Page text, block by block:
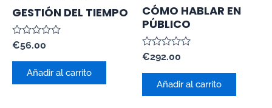
GESTIÓN DEL TIEMPO
Valorado
con
0
€56.00
Añadir al carrito
CÓMO HABLAR EN
PÚBLICO
Valorado
0
€292.00
Añadir al carrito